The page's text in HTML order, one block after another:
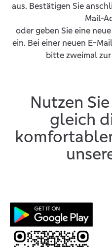
aus. Bestätigen Sie
Mail-
oder geben Sie eine
ein. Bei einer neuen E-
bitte zweimal
Nutzen
gleich